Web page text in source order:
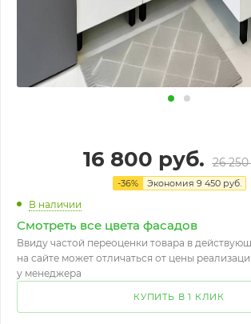
16 800 руб. 26 250
-36% Экономия 9 450руб.
В наличии
Смотреть все цвета фасадов
Ввиду частой переоценки товара в
на сайте может отличаться от цены
у менеджера
КУПИТЬ В 1 КЛИК